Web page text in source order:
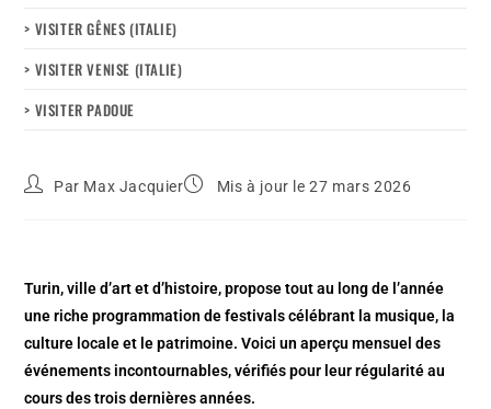
> VISITER GÊNES (ITALIE)
> VISITER VENISE (ITALIE)
> VISITER PADOUE
Par Max Jacquier Mis à jour le 27 mars 2026
Turin, ville d’art et d’histoire, propose tout au long de l’année
une riche programmation de festivals célébrant la musique, la
culture locale et le patrimoine. Voici un aperçu mensuel des
événements incontournables, vérifiés pour leur régularité au
cours des trois dernières années.